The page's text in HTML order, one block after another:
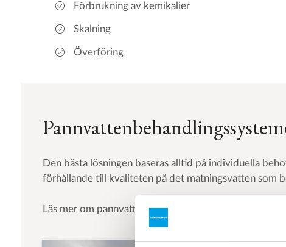
Förbrukning av kemikalier
Skalning
Överföring
Den bästa lösningen baseras alltid på individuella
förhållande till kvaliteten på det matningsvatten som
Läs mer om pannvattenbehandling inom din specifika